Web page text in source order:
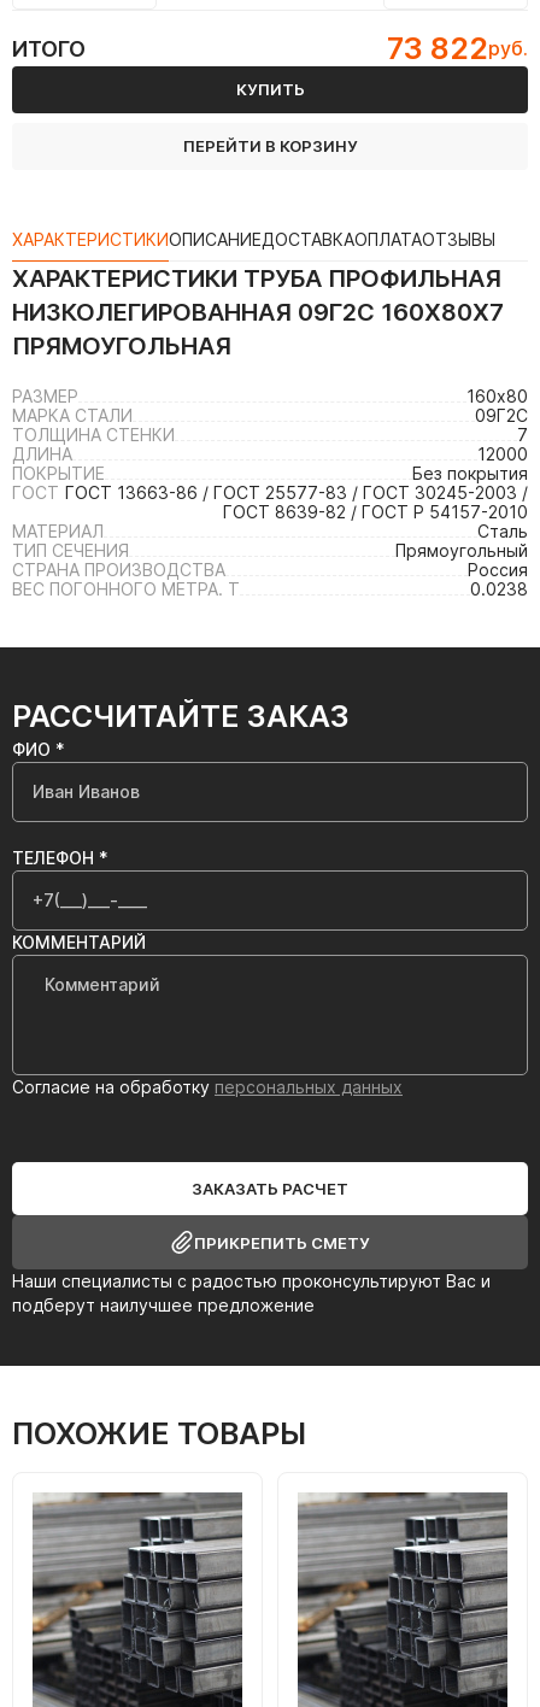
ИТОГО 73 822руб.
КУПИТЬ
ПЕРЕЙТИ В КОРЗИНУ
ХАРАКТЕРИСТИКИОПИСАНИЕДОСТАВКАОПЛАТАОТЗЫВЫ
ХАРАКТЕРИСТИКИ ТРУБА ПРОФИЛЬНАЯ
НИЗКОЛЕГИРОВАННАЯ 09Г2С 160Х80Х7
ПРЯМОУГОЛЬНАЯ
РАЗМЕР
160х80
МАРКА СТАЛИ
09Г2С
ТОЛЩИНА СТЕНКИ
7
ДЛИНА
12000
ПОКРЫТИЕ
Без покрытия
ГОСТ ГОСТ 13663-86 / ГОСТ 25577-83 / ГОСТ 30245-2003 /
ГОСТ 8639-82 / ГОСТ Р 54157-2010
МАТЕРИАЛ
Сталь
ТИП СЕЧЕНИЯ
Прямоугольный
СТРАНА ПРОИЗВОДСТВА
Россия
ВЕС ПОГОННОГО МЕТРА. Т
0.0238
РАССЧИТАЙТЕ ЗАКАЗ
Наши специалисты с радостью проконсультируют Вас и
подберут наилучшее предложение
ФИО *
ТЕЛЕФОН *
КОММЕНТАРИЙ
Согласие на обработку персональных данных
ЗАКАЗАТЬ РАСЧЕТ
ПРИКРЕПИТЬ СМЕТУ
ПОХОЖИЕ ТОВАРЫ